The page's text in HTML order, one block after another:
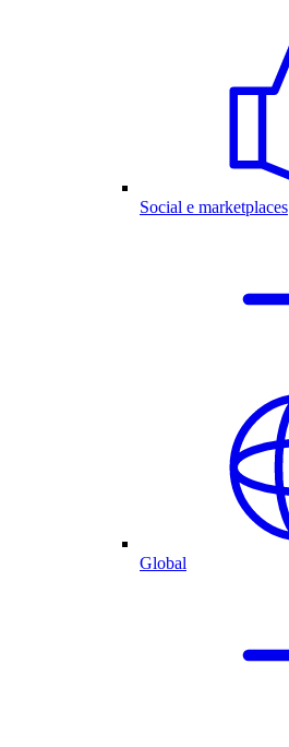
Social e marketplaces
Global